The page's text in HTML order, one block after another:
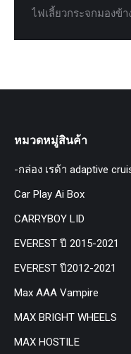
ไฟเลี้ยวกระจกมองข้าง
หมวดหมู่สินค้า
-กล่อง เรด้า adaptive
Car Play Ai Box
CARRYBOY LID
EVEREST ปี 2015-2021
EVEREST ปี2012-2021
Max AAA Vampire
MAX BRIGHT WHEELS
MAX HOSTILE